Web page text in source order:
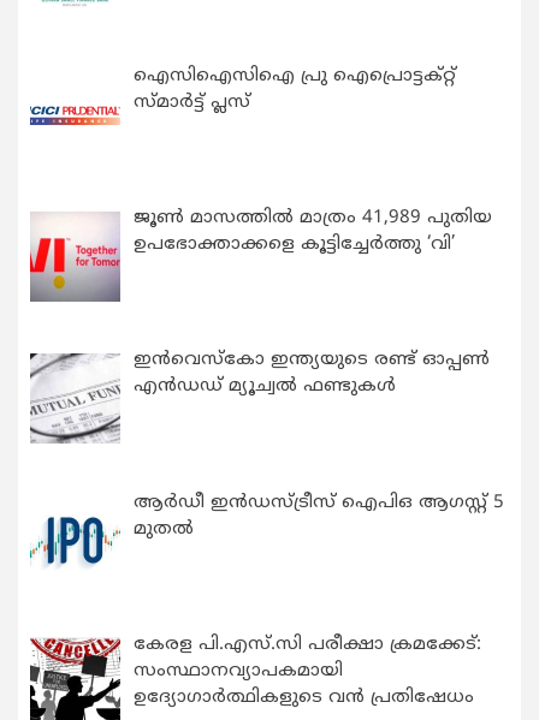
ഐസിഐസിഐ പ്രു ഐപ്രൊട്ടക്റ്റ്
സ്മാർട്ട് പ്ലസ്
ജൂൺ മാസത്തിൽ മാത്രം 41,989 പുതിയ
ഉപഭോക്താക്കളെ കൂട്ടിച്ചേർത്തു ‘വി’
ഇന്‍വെസ്കോ ഇന്ത്യയുടെ രണ്ട് ഓപ്പണ്‍
എന്‍ഡഡ് മ്യൂച്വല്‍ ഫണ്ടുകള്‍
ആർഡീ ഇൻഡസ്ട്രീസ് ഐപിഒ ആഗസ്റ്റ് 5
മുതൽ
കേരള പി.എസ്.സി പരീക്ഷാ ക്രമക്കേട്:
സംസ്ഥാനവ്യാപകമായി
ഉദ്യോഗാര്‍ത്ഥികളുടെ വന്‍ പ്രതിഷേധം